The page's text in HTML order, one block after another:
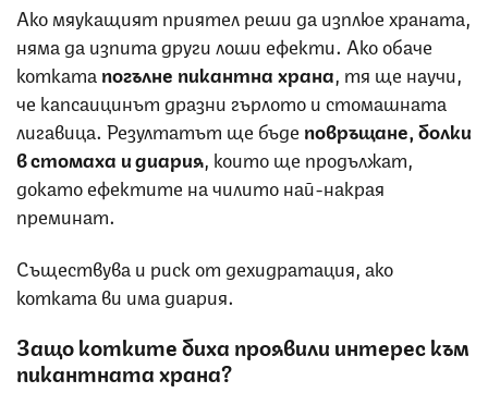
Ако мяукащият приятел реши да изплюе храната,
няма да изпита други лоши ефекти. Ако обаче
котката погълне пикантнахрана , тя ще научи,
че капсаицинът дразни гърлото и стомашната
лигавица. Резултатът ще бъде повръщане, болки
в стомаха и диария , които ще продължат,
докато ефектите на чилито най-накрая
преминат.
Съществува и риск от дехидратация, ако
котката ви има диария.
Защо котките биха проявили интерес към
пикантната храна?